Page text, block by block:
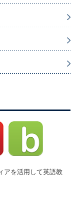
アを活用して英語教